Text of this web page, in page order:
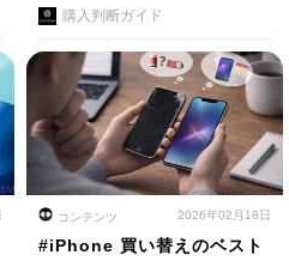
購入判断ガイド
コンテンツ 2026年02月18日
#iPhone 買い替えのベスト